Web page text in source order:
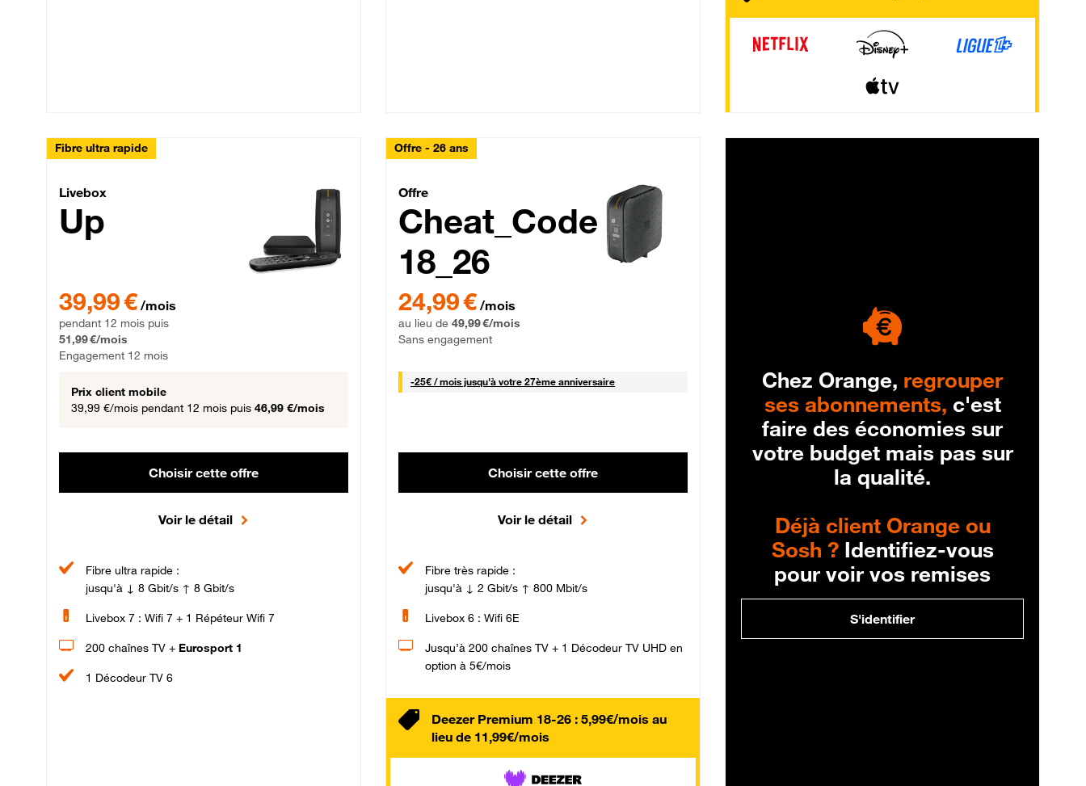
Fibre ultra rapide
Livebox Up Fibre
Livebox
Up
39,99 € /mois
pendant 12 mois puis
51,99 €/mois
Engagement 12 mois
Prix client mobile
39,99 €/mois pendant 12 mois puis 46,99 €/mois
Choisir cette offre
Voir le détail
Fibre ultra rapide :
jusqu'à ↓ 8 Gbit/s ↑ 8 Gbit/s
Livebox 7 : Wifi 7 + 1 Répéteur Wifi 7
200 chaînes TV + Eurosport 1
1 Décodeur TV 6
Offre - 26 ans
Cheat_Code Fibre_18_26
Offre
Cheat_Code
18_26
24,99 € /mois
au lieu de 49,99 €/mois
Sans engagement
-25€ / mois25 € par mois
jusqu'à votre 27ème anniversaire
Choisir cette offre
Voir le détail
Fibre très rapide :
jusqu'à ↓ 2 Gbit/s ↑ 800 Mbit/s
Livebox 6 : Wifi 6E
Jusqu’à 200 chaînes TV + 1 Décodeur TV UHD en
option à 5€/mois
Deezer Premium 18-26 : 5,99€/mois au
lieu de 11,99€/mois
Chez Orange, regrouper
ses abonnements, c'est
faire des économies sur
votre budget mais pas sur
la qualité.
Déjà client Orange ou
Sosh ?Identifiez-vous
pour voir vos remises
S'identifier